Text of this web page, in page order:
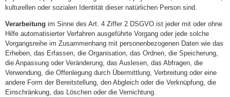
kulturellen oder sozialen Identität dieser natürlichen Person sind.
Verarbeitung im Sinne des Art. 4 Ziffer 2 DSGVO ist jeder mit oder ohne
Hilfe automatisierter Verfahren ausgeführte Vorgang oder jede solche
Vorgangsreihe im Zusammenhang mit personenbezogenen Daten wie das
Erheben, das Erfassen, die Organisation, das Ordnen, die Speicherung,
die Anpassung oder Veränderung, das Auslesen, das Abfragen, die
Verwendung, die Offenlegung durch Übermittlung, Verbreitung oder eine
andere Form der Bereitstellung, den Abgleich oder die Verknüpfung, die
Einschränkung, das Löschen oder die Vernichtung.